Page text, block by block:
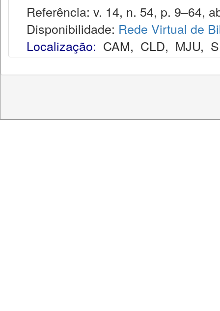
Referência: v. 14, n. 54, p. 9–64,
Disponibilidade: Rede Virtual de
Localização: CAM, CLD, MJU,